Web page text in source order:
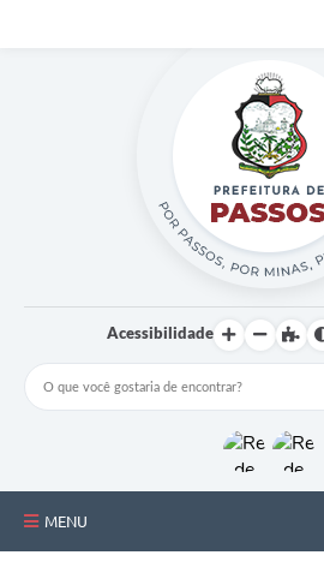
Acessibilidade
MENU